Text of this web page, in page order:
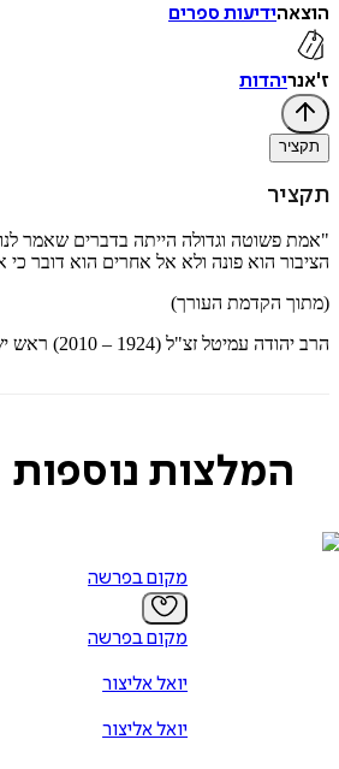
הוצאהידיעות ספרים
ז'אנריהדות
תקציר
תקציר
"אמת פשוטה וגדולה הייתה בדברים שאמר
הציבור הוא פונה ולא אל אחרים הוא דובר כי
(מתוך הקדמת העורך)
הרב יהודה עמיטל זצ"ל (1924 – 2010) ראש ישיבת הר עציון מיום היווסדה במשך ארבעים שנה.
המלצות נוספות
מקום בפרשה
מקום בפרשה
יואל אליצור
יואל אליצור